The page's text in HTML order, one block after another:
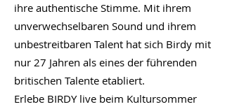
ihre authentische Stimme. Mit ihrem
unverwechselbaren Sound und ihrem
unbestreitbaren Talent hat sich Birdy mit
nur 27 Jahren als eines der führenden
britischen Talente etabliert.
Erlebe BIRDY live beim Kultursommer